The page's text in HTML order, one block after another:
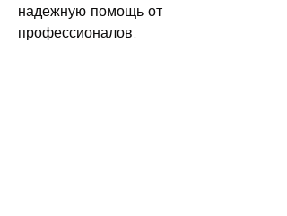
надежную помощь от
профессионалов.